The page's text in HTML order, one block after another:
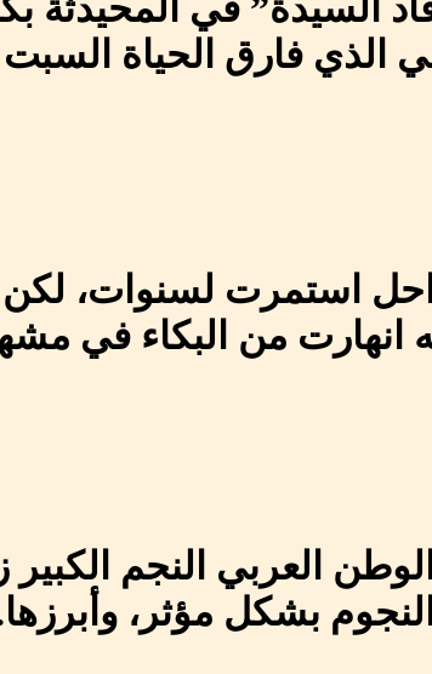
استمرت لسنوات،
انهارت من البكاء في
العربي النجم الكبير
بشكل مؤثر،